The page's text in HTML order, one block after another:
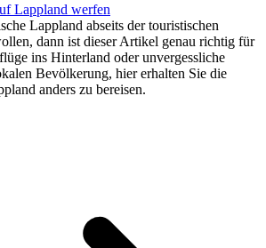
Lappland werfen
Lappland abseits der touristischen
dann ist dieser Artikel genau richtig für
ins Hinterland oder unvergessliche
Bevölkerung, hier erhalten Sie die
anders zu bereisen.